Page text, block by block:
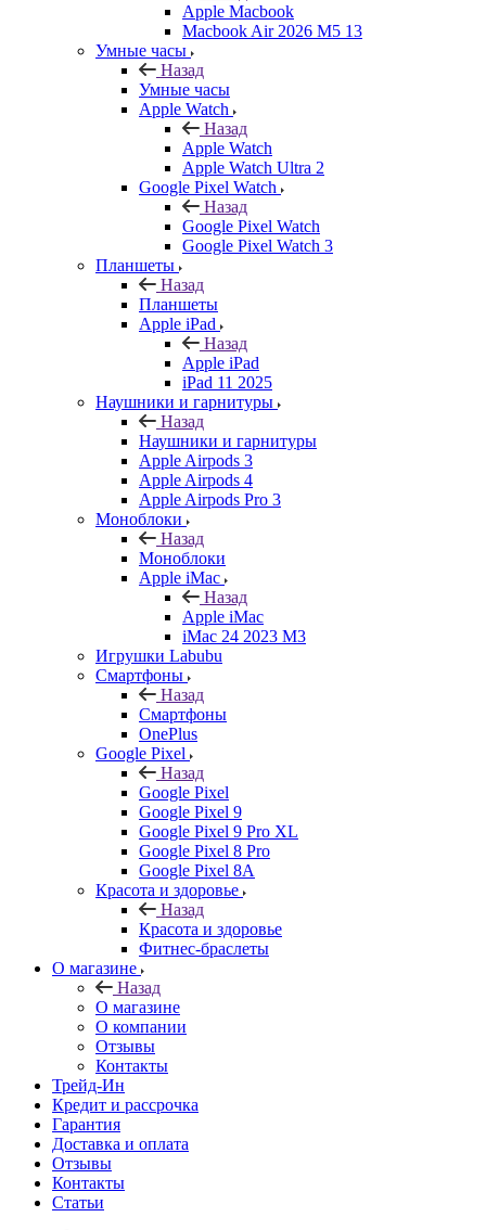
Apple Macbook
Macbook Air 2026 M5 13
Умные часы
Назад
Умные часы
Apple Watch
Назад
Apple Watch
Apple Watch Ultra 2
Google Pixel Watch
Назад
Google Pixel Watch
Google Pixel Watch 3
Планшеты
Назад
Планшеты
Apple iPad
Назад
Apple iPad
iPad 11 2025
Наушники и гарнитуры
Назад
Наушники и гарнитуры
Apple Airpods 3
Apple Airpods 4
Apple Airpods Pro 3
Моноблоки
Назад
Моноблоки
Apple iMac
Назад
Apple iMac
iMac 24 2023 M3
Игрушки Labubu
Смартфоны
Назад
Смартфоны
OnePlus
Google Pixel
Назад
Google Pixel
Google Pixel 9
Google Pixel 9 Pro XL
Google Pixel 8 Pro
Google Pixel 8A
Красота и здоровье
Назад
Красота и здоровье
Фитнес-браслеты
О магазине
Назад
О магазине
О компании
Отзывы
Контакты
Трейд-Ин
Кредит и рассрочка
Гарантия
Доставка и оплата
Отзывы
Контакты
Статьи